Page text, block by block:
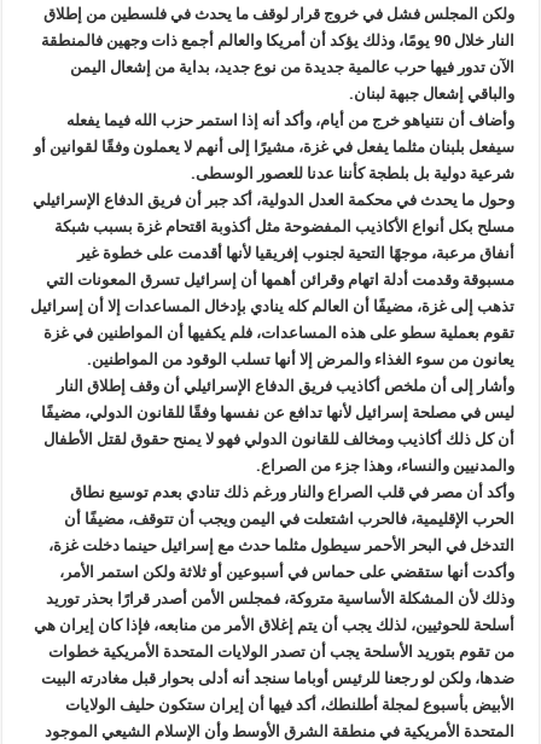
ولكن المجلس فشل في خروج قرار لوقف ما يحدث في فلسطين من إطلاق
النار خلال 90 يومًا، وذلك يؤكد أن أمريكا والعالم أجمع ذات وجهين فالمنطقة
الآن تدور فيها حرب عالمية جديدة من نوع جديد، بداية من إشعال اليمن
والباقي إشعال جبهة لبنان.
وأضاف أن نتنياهو خرج من أيام، وأكد أنه إذا استمر حزب الله فيما يفعله
سيفعل بلبنان مثلما يفعل في غزة، مشيرًا إلى أنهم لا يعملون وفقًا لقوانين أو
شرعية دولية بل بلطجة كأننا عدنا للعصور الوسطى.
وحول ما يحدث في محكمة العدل الدولية، أكد جبر أن فريق الدفاع الإسرائيلي
مسلح بكل أنواع الأكاذيب المفضوحة مثل أكذوبة اقتحام غزة بسبب شبكة
أنفاق مرعبة، موجهًا التحية لجنوب إفريقيا لأنها أقدمت على خطوة غير
مسبوقة وقدمت أدلة اتهام وقرائن أهمها أن إسرائيل تسرق المعونات التي
تذهب إلى غزة، مضيفًا أن العالم كله ينادي بإدخال المساعدات إلا أن إسرائيل
تقوم بعملية سطو على هذه المساعدات، فلم يكفيها أن المواطنين في غزة
يعانون من سوء الغذاء والمرض إلا أنها تسلب الوقود من المواطنين.
وأشار إلى أن ملخص أكاذيب فريق الدفاع الإسرائيلي أن وقف إطلاق النار
ليس في مصلحة إسرائيل لأنها تدافع عن نفسها وفقًا للقانون الدولي، مضيفًا
أن كل ذلك أكاذيب ومخالف للقانون الدولي فهو لا يمنح حقوق لقتل الأطفال
والمدنيين والنساء، وهذا جزء من الصراع.
وأكد أن مصر في قلب الصراع والنار ورغم ذلك تنادي بعدم توسيع نطاق
الحرب الإقليمية، فالحرب اشتعلت في اليمن ويجب أن تتوقف، مضيفًا أن
التدخل في البحر الأحمر سيطول مثلما حدث مع إسرائيل حينما دخلت غزة،
وأكدت أنها ستقضي على حماس في أسبوعين أو ثلاثة ولكن استمر الأمر،
وذلك لأن المشكلة الأساسية متروكة، فمجلس الأمن أصدر قرارًا بحذر توريد
أسلحة للحوثيين، لذلك يجب أن يتم إغلاق الأمر من منابعه، فإذا كان إيران هي
من تقوم بتوريد الأسلحة يجب أن تصدر الولايات المتحدة الأمريكية خطوات
ضدها، ولكن لو رجعنا للرئيس أوباما سنجد أنه أدلى بحوار قبل مغادرته البيت
الأبيض بأسبوع لمجلة أطلنطك، أكد فيها أن إيران ستكون حليف الولايات
المتحدة الأمريكية في منطقة الشرق الأوسط وأن الإسلام الشيعي الموجود